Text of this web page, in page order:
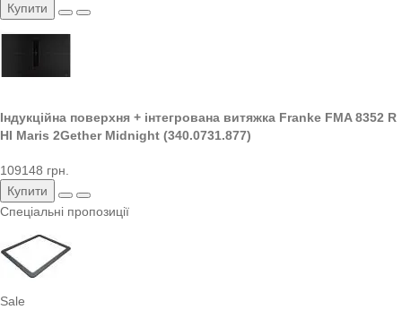
Купити
Індукційна поверхня + інтегрована витяжка Franke FMA 8352 R
HI Maris 2Gether Midnight (340.0731.877)
109148 грн.
Купити
Спеціальні пропозиції
Sale